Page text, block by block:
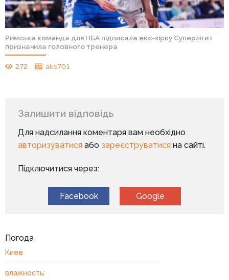
Римська команда для НБА підписала екс-зірку Суперліги і
призначила головного тренера
272 aks701
Залишити відповідь
Для надсилання коментаря вам необхідно
авторизуватисяабо зареєструватисяна сайті.
Підключитися через:
Facebook Google
Погода
Киев
влажность: